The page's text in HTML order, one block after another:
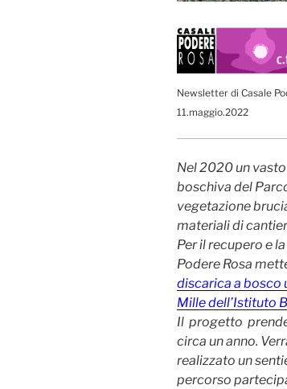
Newsletter di Casale
11.maggio.2022
Nel 2020 un
boschiva del
vegetazione
materiali di
Per il recupero e
Podere Rosa
discarica a bosco
Mille dell’Istituto
Il progetto
circa un anno.
realizzato un
percorso